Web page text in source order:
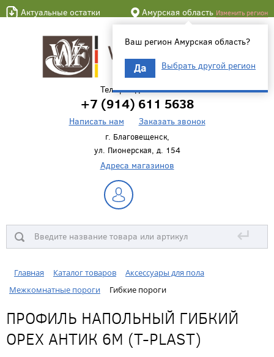
Актуальные остатки Амурская область Изменить регион
Ваш регион Амурская область?
Да Выбрать другой регион
Телефон для связи
+7 (914) 611 5638
Написать нам Заказать звонок
г. Благовещенск,
ул. Пионерская, д. 154
Адреса магазинов
↵
Главная Каталог товаров
Аксессуары для пола
Межкомнатные пороги
Гибкие пороги
ПРОФИЛЬ НАПОЛЬНЫЙ ГИБКИЙ
ОРЕХ АНТИК 6М (T-PLAST)